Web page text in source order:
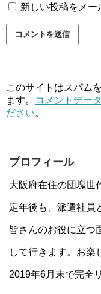
新しい投稿をメー
このサイトはスパム
ます。
コメントデー
ださい。
プロフィール
大阪府在住の団塊世
定年後も、派遣社員
皆さんのお役に立つ
して行きます。お楽
2019年6月末で完全